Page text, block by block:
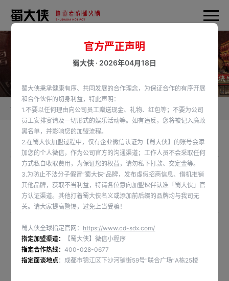
首页 蜀大侠新闻
🎓@全体大学生&高三毕业生 🍲6.4折学生套餐限定
上线 🔥微信学生认证享双重福利 🎉考完试，吃火
锅，旺旺旺！
发布时间：2025-06-10
🎓@全体大学生&高三毕业生
🍲6.4折学生套餐限定上线
🔥微信学生认证享双重福利
官方严正声明
蜀大侠 · 2026年04月18日
蜀大侠秉承健康有序、共同发展的合作理念，为保证合作的有序开展
和合作伙伴的切身利益，特此声明：
1.不要以任何理由向公司员工赠送现金、礼物、红包等；不要为公司
员工安排宴请及一切形式的娱乐活动等。如有违反，您将被记入廉政
黑名单，并影响您的加盟流程。
2.在蜀大侠加盟过程中，仅有企业微信认证为【蜀大侠】的账号会添
加您的个人微信，作为公司官方的沟通渠道；工作人员不会采取任何
方式私自收取费用，为保证您的权益，请勿私下打款、交定金等。
3.为防止不法分子假冒“蜀大侠”品牌，发布虚假招商信息、借机推销
其他品牌，获取不当利益，特请各位意向加盟伙伴认准「蜀大侠」官
方认证渠道。其他打着蜀大侠名义或添加前后缀的品牌均与我司无
关。请大家提高警惕，避免上当受骗！
蜀大侠全球指定官网： https://www.cd-sdx.com/
指定加盟渠道：
【蜀大侠】微信小程序
指定合作热线：400-028-0677
指定面谈地点 ：成都市锦江区下沙河铺街59号“联合广场”A栋25楼